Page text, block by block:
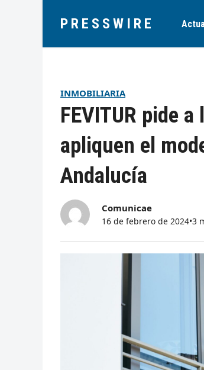
PRESSWIRE
INMOBILIARIA
FEVITUR pide
apliquen el
Andalucía
Comunicae
16 de febrero de 2024•3